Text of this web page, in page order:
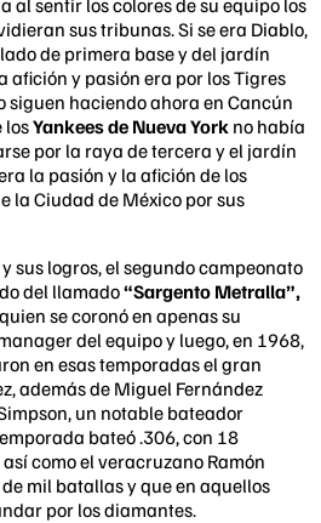
sus tribunas. Si se era Diablo,
de primera base y del jardín
afición y pasión era por los Tigres
siguen haciendo ahora en Cancún
losYankees de Nueva York no había
por la raya de tercera y el jardín
la pasión y la afición de los
la Ciudad de México por sus
sus logros, el segundo campeonato
del llamado“Sargento Metralla”,
quien se coronó en apenas su
del equipo y luego, en 1968,
en esas temporadas el gran
además de Miguel Fernández
un notable bateador
bateó .306, con 18
como el veracruzano Ramón
mil batallas y que en aquellos
por los diamantes.